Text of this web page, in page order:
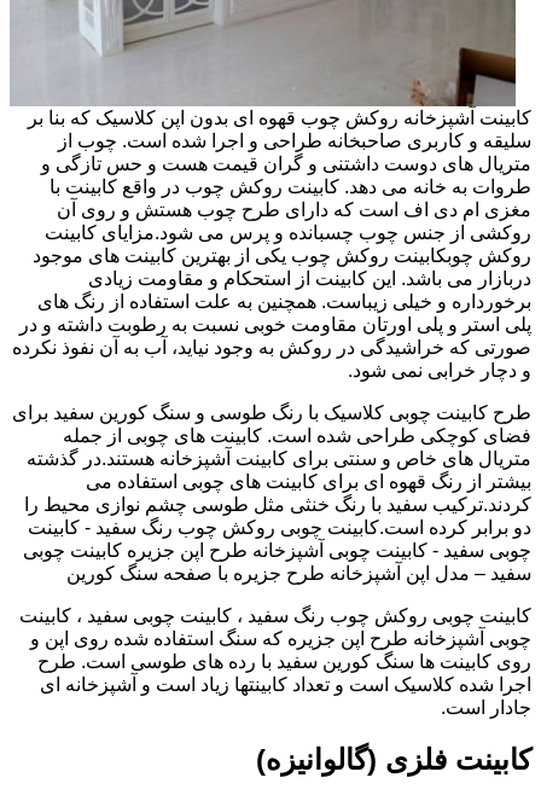
کابینت آشپزخانه روکش چوب قهوه ای بدون اپن کلاسیک که بنا بر
سلیقه و کاربری صاحبخانه طراحی و اجرا شده است. چوب از
متریال های دوست داشتنی و گران قیمت هست و حس تازگی و
طروات به خانه می دهد. کابینت روکش چوب در واقع کابینت با
مغزی ام دی اف است که دارای طرح چوب هستش و روی آن
روکشی از جنس چوب چسبانده و پرس می شود.مزایای کابینت
روکش چوبکابینت روکش چوب یکی از بهترین کابینت های موجود
دربازار می باشد. این کابینت از استحکام و مقاومت زیادی
برخورداره و خیلی زیباست. همچنین به علت استفاده از رنگ های
پلی استر و پلی اورتان مقاومت خوبی نسبت به رطوبت داشته و در
صورتی که خراشیدگی در روکش به وجود نیاید، آب به آن نفوذ نکرده
و دچار خرابی نمی شود.
طرح کابینت چوبی کلاسیک با رنگ طوسی و سنگ کورین سفید برای
فضای کوچکی طراحی شده است. کابینت های چوبی از جمله
متریال های خاص و سنتی برای کابینت آشپزخانه هستند.در گذشته
بیشتر از رنگ قهوه ای برای کابینت های چوبی استفاده می
کردند.ترکیب سفید با رنگ خنثی مثل طوسی چشم نوازی محیط را
دو برابر کرده است.کابینت چوبی روکش چوب رنگ سفید - کابینت
چوبی سفید - کابینت چوبی آشپزخانه طرح اپن جزیره کابینت چوبی
سفید – مدل اپن آشپزخانه طرح جزیره با صفحه سنگ کورین
کابینت چوبی روکش چوب رنگ سفید ، کابینت چوبی سفید ، کابینت
چوبی آشپزخانه طرح اپن جزیره که سنگ استفاده شده روی اپن و
روی کابینت ها سنگ کورین سفید با رده های طوسی است. طرح
اجرا شده کلاسیک است و تعداد کابینتها زیاد است و آشپزخانه ای
جادار است.
کابینت فلزی (گالوانیزه)